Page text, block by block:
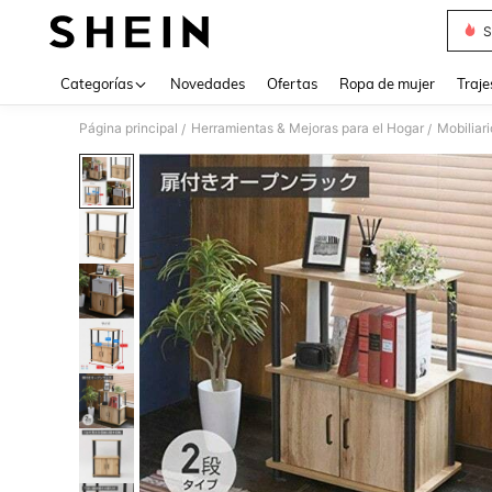
Categorías Novedades Ofertas Ropa de mujer
Página principal / Herramientas & Mejoras para el Hogar /